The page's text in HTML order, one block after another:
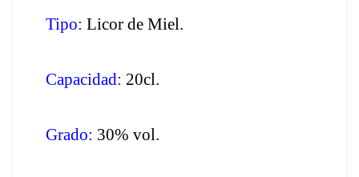
Tipo: Licor de Miel.
Capacidad: 20cl.
Grado: 30% vol.